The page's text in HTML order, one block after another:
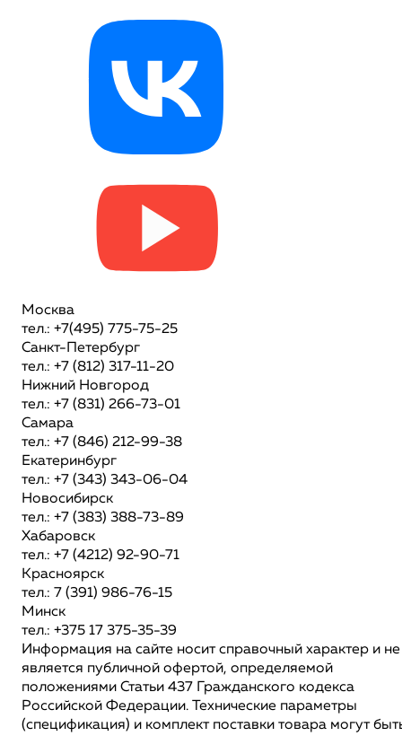
Москва
тел.: +7(495) 775-75-25
Санкт-Петербург
тел.: +7 (812) 317-11-20
Нижний Новгород
тел.: +7 (831) 266-73-01
Самара
тел.: +7 (846) 212-99-38
Екатеринбург
тел.: +7 (343) 343-06-04
Новосибирск
тел.: +7 (383) 388-73-89
Хабаровск
тел.: +7 (4212) 92-90-71
Красноярск
тел.: 7 (391) 986-76-15
Минск
тел.: +375 17 375-35-39
Информация на сайте носит справочный характер и не
является публичной офертой, определяемой
положениями Статьи 437 Гражданского кодекса
Российской Федерации. Технические параметры
(спецификация) и комплект поставки товара могут